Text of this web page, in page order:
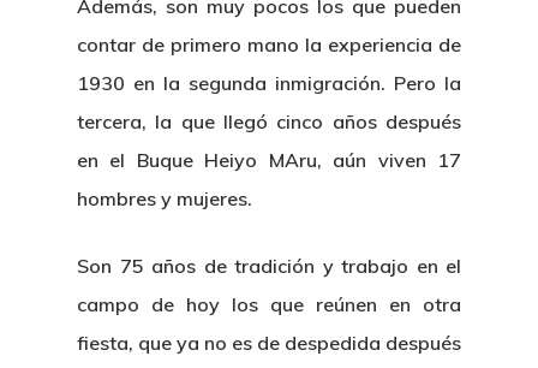
Además, son muy pocos los que pueden
contar de primero mano la experiencia de
1930 en la segunda inmigración. Pero la
tercera, la que llegó cinco años después
en el Buque Heiyo MAru, aún viven 17
hombres y mujeres.
Son 75 años de tradición y trabajo en el
campo de hoy los que reúnen en otra
fiesta, que ya no es de despedida después